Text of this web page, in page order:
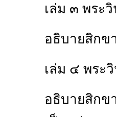
เล่ม ๓ พระ
อธิบายสิก
เล่ม ๔ พระ
อธิบายสิกข